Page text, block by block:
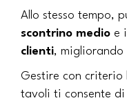
Allo stesso tempo,
scontrino medio e il
clienti,
Gestire con criterio
tavoli ti consente di